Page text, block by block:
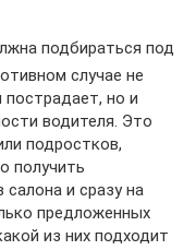
подбираться под
случае не
но и
водителя. Это
подростков,
получить
и сразу на
предложенных
из них подходит